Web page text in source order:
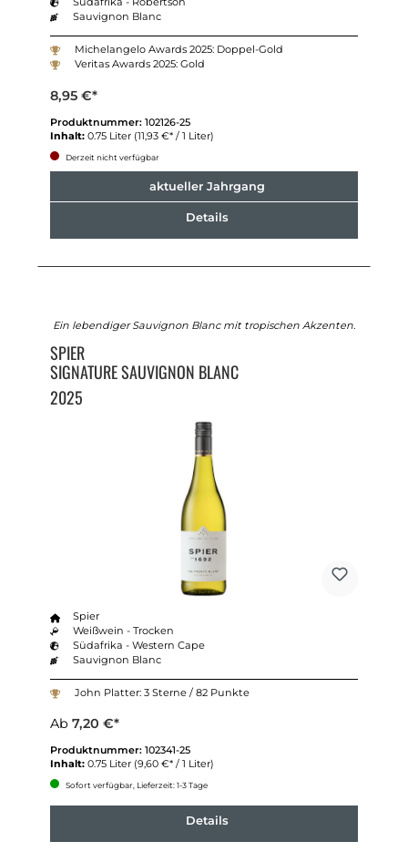
Sauvignon Blanc
Michelangelo Awards 2025: Doppel-Gold
Veritas Awards 2025: Gold
8,95 €*
Produktnummer: 102126-25
Inhalt: 0.75 Liter (11,93 €* / 1 Liter)
Derzeit nicht verfügbar
aktueller Jahrgang
Details
Ein lebendiger Sauvignon Blanc mit tropischen Akzenten.
SPIER
SIGNATURE SAUVIGNON BLANC
2025
Spier
Weißwein - Trocken
Südafrika - Western Cape
Sauvignon Blanc
John Platter: 3 Sterne / 82 Punkte
Ab 7,20 €*
Produktnummer: 102341-25
Inhalt: 0.75 Liter (9,60 €* / 1 Liter)
Sofort verfügbar, Lieferzeit: 1-3 Tage
Details